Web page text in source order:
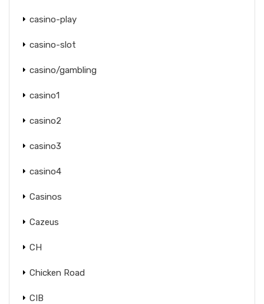
casino-play
casino-slot
casino/gambling
casino1
casino2
casino3
casino4
Casinos
Cazeus
CH
Chicken Road
CIB